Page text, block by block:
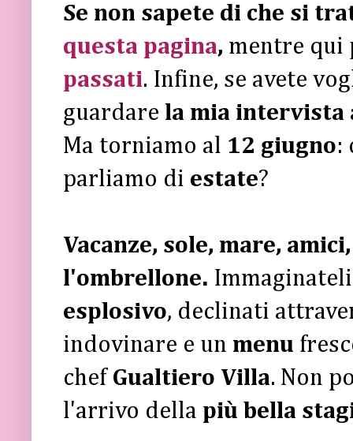
Se non sapete di che si
questa pagina, mentre
passati. Infine, se avete
guardare la mia intervista
Ma torniamo al 12 giugno:
parliamo di estate?
Vacanze, sole, mare,
l'ombrellone.
esplosivo, declinati
indovinare e un menu
chef Gualtiero Villa. Non
l'arrivo della più bella